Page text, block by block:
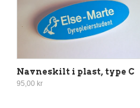
Navneskilt i plast, type C
95,00 kr